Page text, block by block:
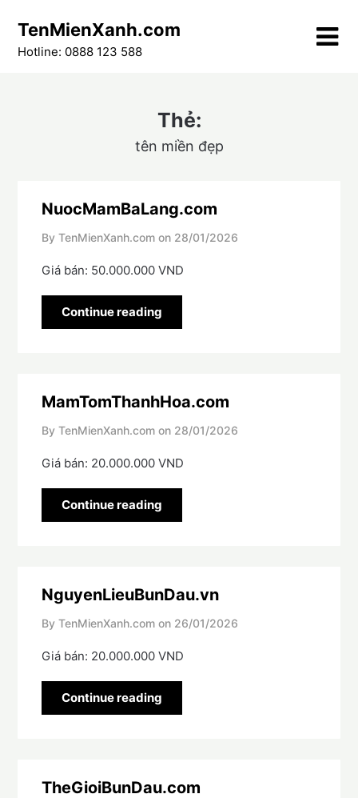
content
TenMienXanh.com
Hotline: 0888 123 588
Thẻ:
tên miền đẹp
NuocMamBaLang.com
By TenMienXanh.com on 28/01/2026
Giá bán: 50.000.000 VND
Continue reading
MamTomThanhHoa.com
By TenMienXanh.com on 28/01/2026
Giá bán: 20.000.000 VND
Continue reading
NguyenLieuBunDau.vn
By TenMienXanh.com on 26/01/2026
Giá bán: 20.000.000 VND
Continue reading
TheGioiBunDau.com